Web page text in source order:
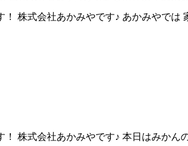
株式会社あかみやです♪ あかみやで
！ 株式会社あかみやです♪ 本日はみか